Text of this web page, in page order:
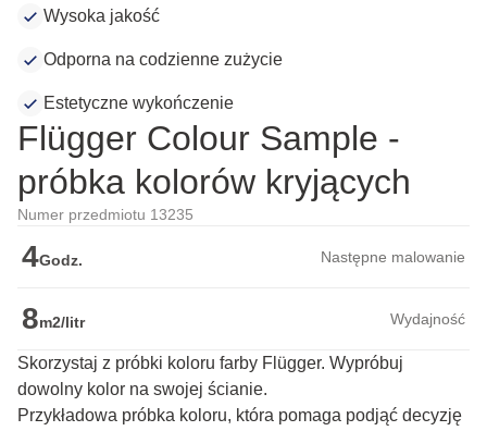
Wysoka jakość
Odporna na codzienne zużycie
Estetyczne wykończenie
Flügger Colour Sample -
próbka kolorów kryjących
Numer przedmiotu 13235
4Godz. Następne malowanie
8m2/litr Wydajność
Skorzystaj z próbki koloru farby Flügger. Wypróbuj
dowolny kolor na swojej ścianie.
Przykładowa próbka koloru, która pomaga podjąć decyzję